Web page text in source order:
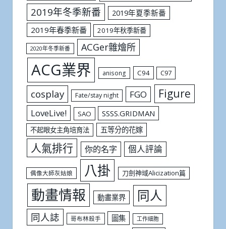
2019年冬季新番
2019年夏季新番
2019年春季新番
2019年秋季新番
2020年冬季新番 ACGer雜燴所
ACG業界 anisong C94 C97
cosplay Fate/stay night FGO Figure
LoveLive! SAO SSSS.GRIDMAN
不起眼女主角培育法 五等分的花嫁
人氣排行 你的名字 個人評論
偶像大師灰姑娘 八掛 刀劍神域Alicization篇
動畫情報 動畫業界 同人
同人誌 哥布林殺手 圖集 工作細胞